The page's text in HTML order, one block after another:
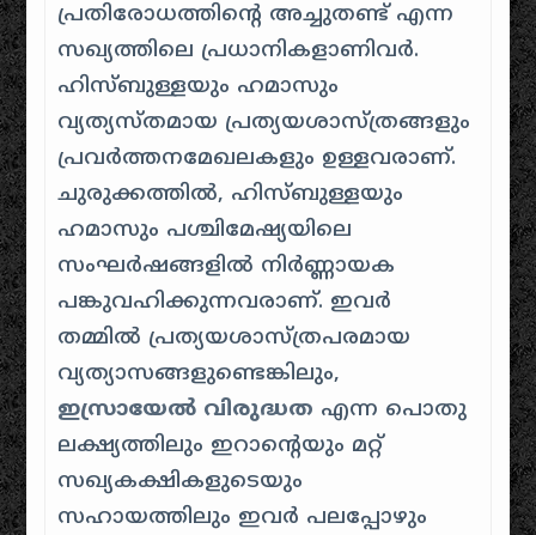
പ്രതിരോധത്തിന്റെ അച്ചുതണ്ട് എന്ന
സഖ്യത്തിലെ പ്രധാനികളാണിവർ.
ഹിസ്ബുള്ളയും ഹമാസും
വ്യത്യസ്തമായ പ്രത്യയശാസ്ത്രങ്ങളും
പ്രവർത്തനമേഖലകളും ഉള്ളവരാണ്.
ചുരുക്കത്തിൽ, ഹിസ്ബുള്ളയും
ഹമാസും പശ്ചിമേഷ്യയിലെ
സംഘർഷങ്ങളിൽ നിർണ്ണായക
പങ്കുവഹിക്കുന്നവരാണ്. ഇവർ
തമ്മിൽ പ്രത്യയശാസ്ത്രപരമായ
വ്യത്യാസങ്ങളുണ്ടെങ്കിലും,
ഇസ്രായേൽ വിരുദ്ധത എന്ന പൊതു
ലക്ഷ്യത്തിലും ഇറാന്റെയും മറ്റ്
സഖ്യകക്ഷികളുടെയും
സഹായത്തിലും ഇവർ പലപ്പോഴും